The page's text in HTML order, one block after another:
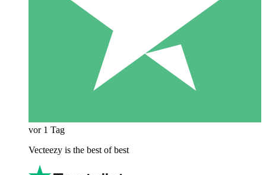
vor 1 Tag
Vecteezy is the best of best